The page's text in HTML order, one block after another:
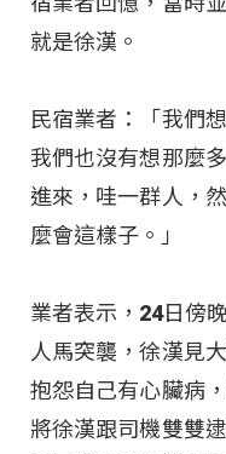
就是徐漢。
民宿業者：「我們
我們也沒有想那麼
進來，哇一群人，
麼會這樣子。」
業者表示，24日傍
人馬突襲，徐漢見
抱怨自己有心臟病
將徐漢跟司機雙雙